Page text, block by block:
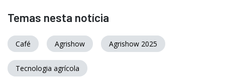
Temas nesta notícia
Café Agrishow Agrishow 2025
Tecnologia agrícola